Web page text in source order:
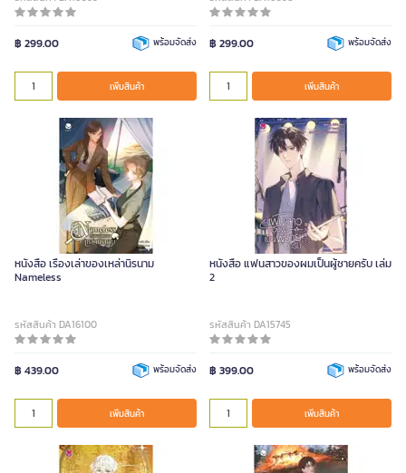
฿ 299.00 พร้อมจัดส่ง
เพิ่มสินค้า
฿ 299.00 พร้อมจัดส่ง
เพิ่มสินค้า
หนังสือ เรื่องเล่าของเหล่านิรนาม
Nameless
รหัสสินค้า DA16100
฿ 439.00 พร้อมจัดส่ง
เพิ่มสินค้า
หนังสือ แฟนสาวของผมเป็นผู้ชายครับ เล่ม
2
รหัสสินค้า DA15745
฿ 399.00 พร้อมจัดส่ง
เพิ่มสินค้า